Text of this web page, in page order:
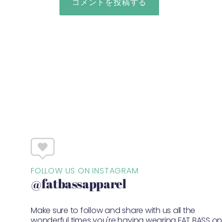
FOLLOW US ON INSTAGRAM
@fatbassapparel
Make sure to follow and share with us all the